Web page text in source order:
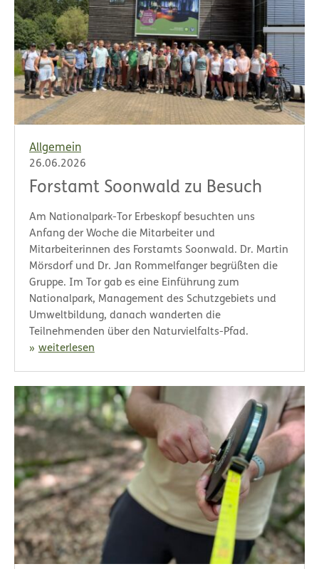
Allgemein
26.06.2026
Forstamt Soonwald zu Besuch
Am Nationalpark-Tor Erbeskopf besuchten uns
Anfang der Woche die Mitarbeiter und
Mitarbeiterinnen des Forstamts Soonwald. Dr. Martin
Mörsdorf und Dr. Jan Rommelfanger begrüßten die
Gruppe. Im Tor gab es eine Einführung zum
Nationalpark, Management des Schutzgebiets und
Umweltbildung, danach wanderten die
Teilnehmenden über den Naturvielfalts-Pfad.
weiterlesen